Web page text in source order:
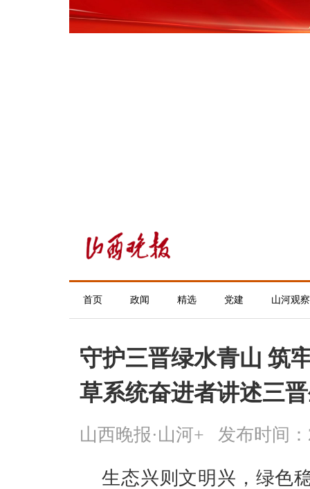
首页 政闻 精选 党建 山河观察
守护三晋绿水青山 筑
草系统奋进者讲述三
山西晚报·山河+ 发布时间：
生态兴则文明兴，绿色